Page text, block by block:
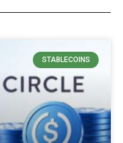
STABLECOINS